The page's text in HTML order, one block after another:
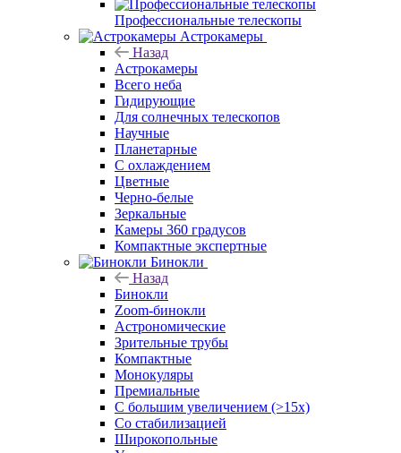
Профессиональные телескопы
Астрокамеры
Назад
Астрокамеры
Всего неба
Гидирующие
Для солнечных телескопов
Научные
Планетарные
С охлаждением
Цветные
Черно-белые
Зеркальные
Камеры 360 градусов
Компактные экспертные
Бинокли
Назад
Бинокли
Zoom-бинокли
Астрономические
Зрительные трубы
Компактные
Монокуляры
Премиальные
С большим увеличением (>15x)
Со стабилизацией
Широкопольные